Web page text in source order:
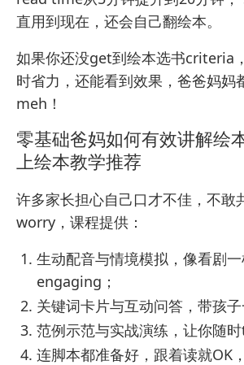
直用到现在，还会自己翻绘本。
如果你还没get到绘本选书criteria
时省力，还能看到效果，爸爸妈妈
meh！
零基础爸妈如何有效讲解绘
上绘本教学推荐
许多家长担心自己口才不佳，不敢
worry，课程提供：
生动配音与情境模拟，像看剧
engaging；
关键词卡片与互动问答，带孩子
范例示范与实战演练，让你随
连脚本都准备好，跟着读就OK